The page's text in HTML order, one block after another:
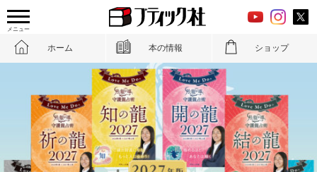
メニュー
ホーム 本の情報 ショップ